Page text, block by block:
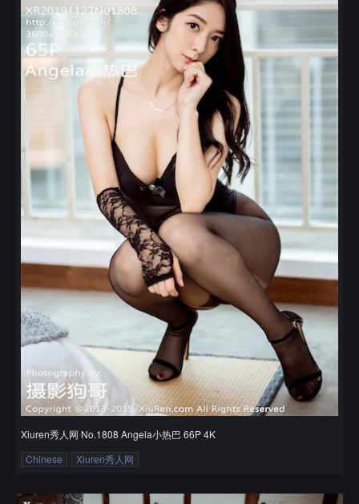
Xiuren秀人网 No.1808 Angela小热巴 66P 4K
Chinese
Xiuren秀人网